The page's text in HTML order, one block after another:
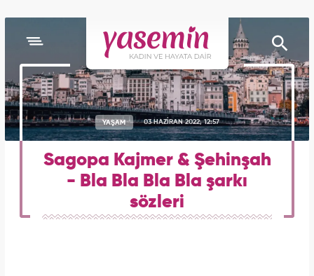
YAŞAM 03 HAZİRAN 2022, 12:57
Sagopa Kajmer & Şehinşah
- Bla Bla Bla Bla şarkı
sözleri